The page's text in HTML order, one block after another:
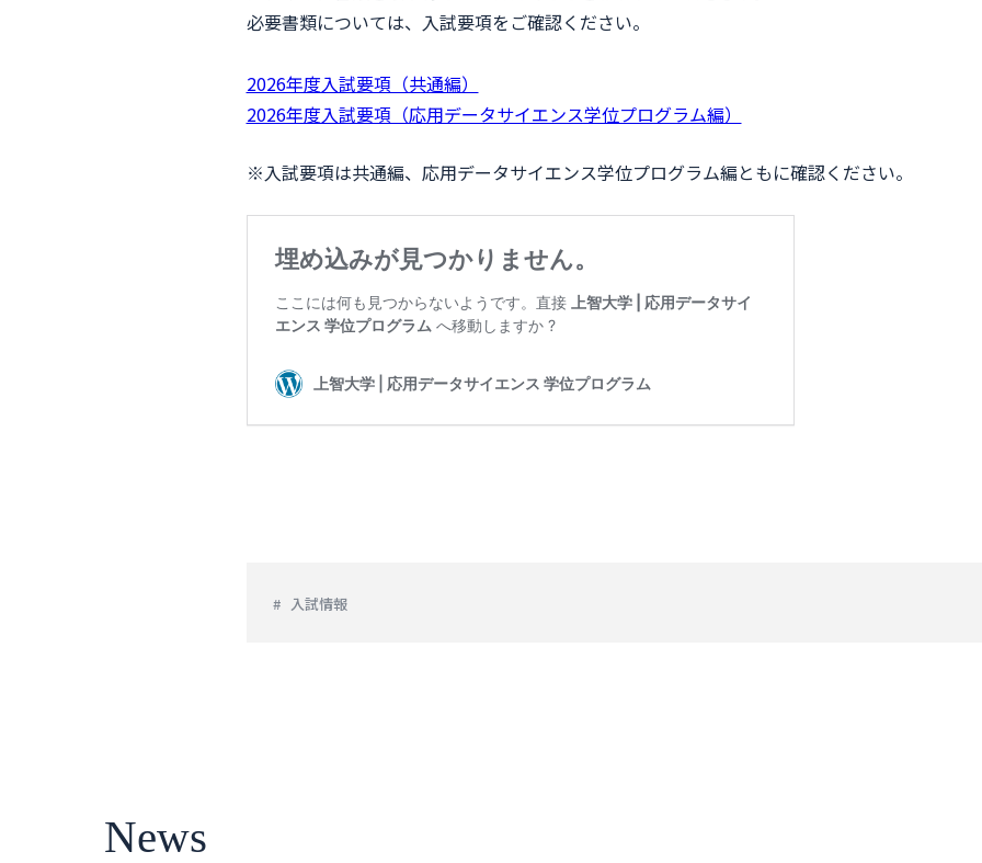
必要書類については、入試要項をご確認ください。
2026年度入試要項（共通編）
2026年度入試要項（応用データサイエンス学位プログラム編）
※入試要項は共通編、応用データサイエンス学位プログラム編ともに確認ください。
入試情報
News